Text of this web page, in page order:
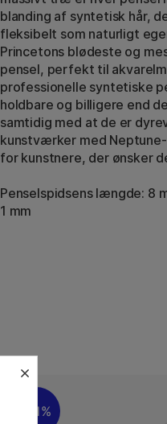
blanding af syntetisk hår,
fleksibelt som naturligt
Princetons blødeste og
pensel, perfekt til
professionelle syntetiske
holdbare og billigere end
samtidig med at de er
kunstværker med
for kunstnere, der ønsker
Penselspidsens længde: 8
1 mm
21%